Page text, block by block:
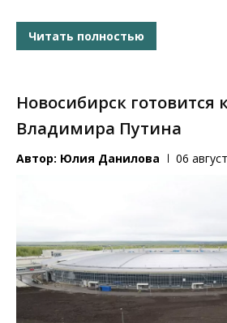
Читать полностью
Новосибирск готовится
Владимира Путина
Автор: Юлия Данилова 06